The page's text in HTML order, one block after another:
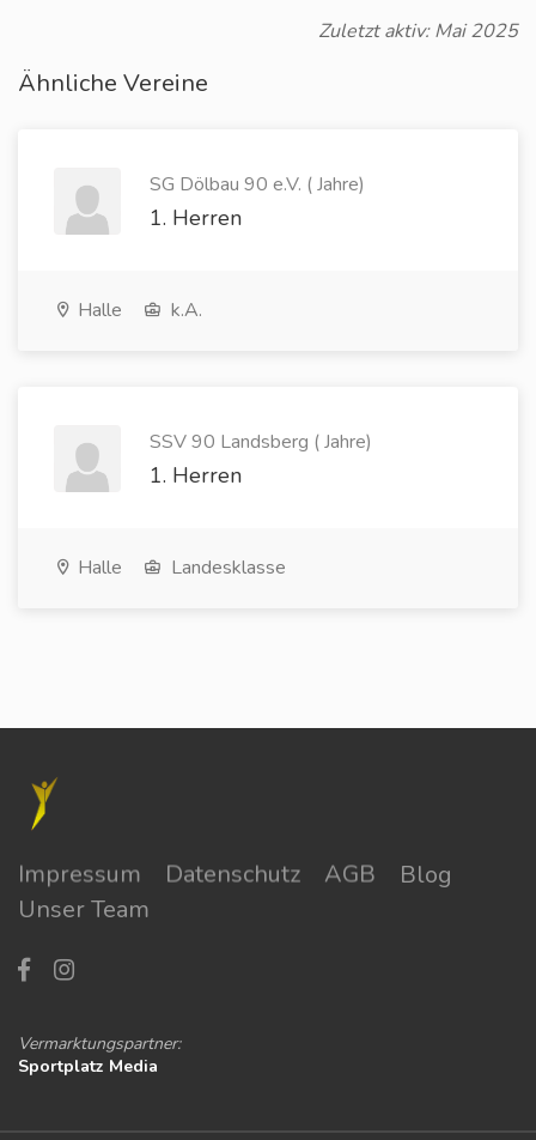
Zuletzt aktiv: Mai 2025
Ähnliche Vereine
SG Dölbau 90 e.V. ( Jahre)
1. Herren
Halle k.A.
SSV 90 Landsberg ( Jahre)
1. Herren
Halle Landesklasse
Impressum Datenschutz AGB
Blog
Unser Team
Vermarktungspartner:
Sportplatz Media